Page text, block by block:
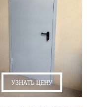
УЗНАТЬ ЦЕНУ